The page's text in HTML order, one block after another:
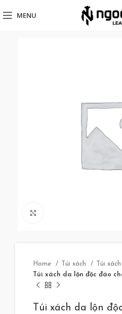
MENU
Home Túi xách
Túi
Túi xách da lộn độc đáo
Túi xách da lộn